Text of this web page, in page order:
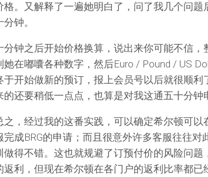
格。又解释了一遍她明白了，问了我几个问
分钟。
分钟之后开始价格换算，说出来你可能不信
她在嘟囔各种数字，然后Euro / Pound / US
于开始做新的预订，报上会员号以后就很顺
的还要稍低一点点，也算是对我这通五十分钟
之，经过我的这番实践，可以确定希尔顿可
完成BRG的申请；而且很意外许多客服往往
做得不错。这也就规避了订预付价的风险问题
返利，但现在希尔顿在各门户的返利比率都已